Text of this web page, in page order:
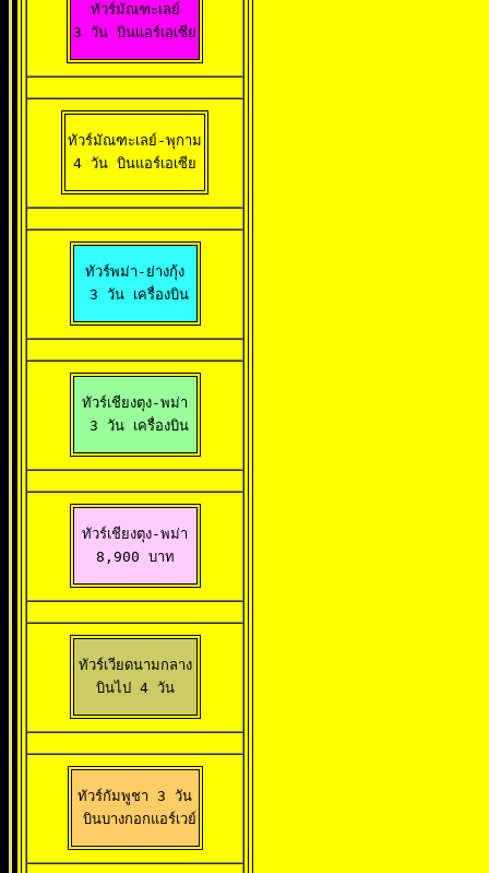
ทัวร์มัณฑะเลย์
3 วัน บินแอร์เอเซีย
ทัวร์มัณฑะเลย์-พุกาม
4 วัน บินแอร์เอเซีย
ทัวร์พม่า-ย่างกุ้ง
3 วัน เครื่องบิน
ทัวร์เชียงตุง-พม่า
3 วัน เครื่องบิน
ทัวร์เชียงตุง-พม่า
8,900 บาท
ทัวร์เวียดนามกลาง
บินไป 4 วัน
ทัวร์กัมพูชา 3 วัน
บินบางกอกแอร์เวย์